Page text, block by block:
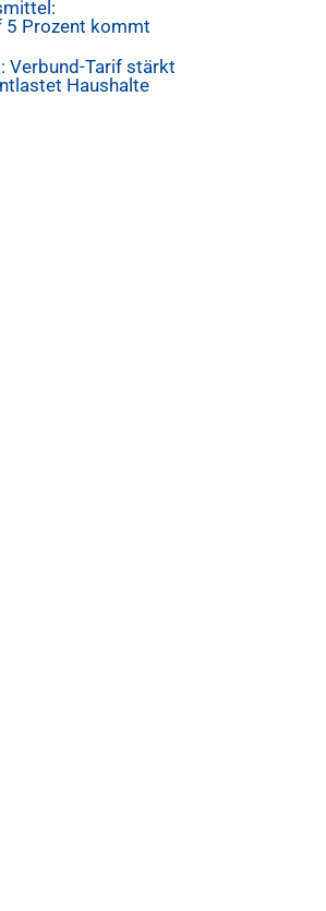
5 Prozent kommt
Verbund-Tarif stärkt
Haushalte